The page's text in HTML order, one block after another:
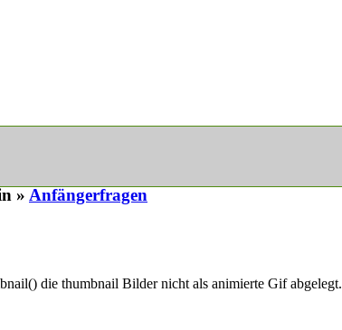
» Anfängerfragen
die thumbnail Bilder nicht als animierte Gif abgelegt.